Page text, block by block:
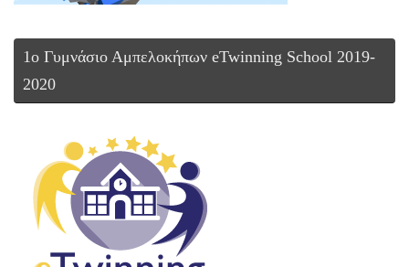
1ο Γυμνάσιο Αμπελοκήπων eTwinning School 2019-
2020